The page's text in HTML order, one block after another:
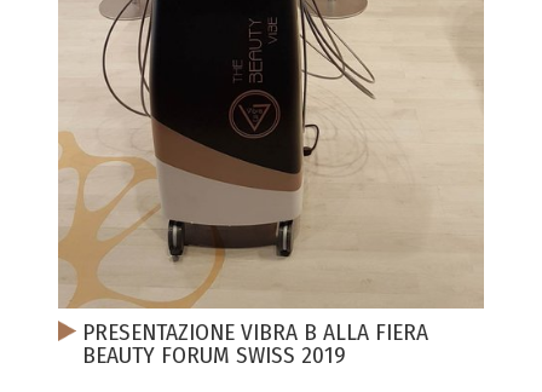
PRESENTAZIONE VIBRA B ALLA FIERA
BEAUTY FORUM SWISS 2019